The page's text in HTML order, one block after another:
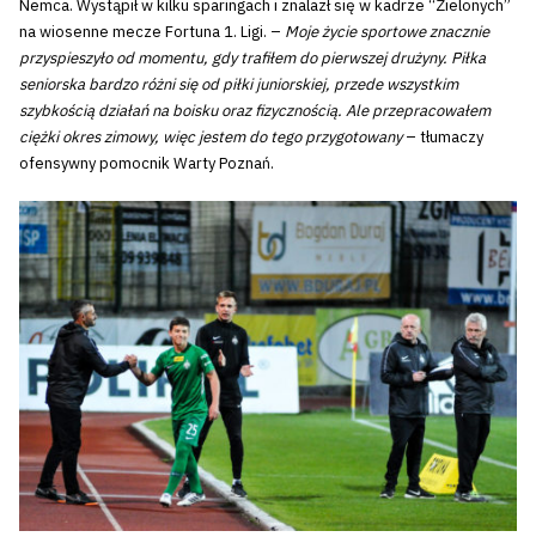
Nemca. Wystąpił w kilku sparingach i znalazł się w kadrze “Zielonych”
na wiosenne mecze Fortuna 1. Ligi. – Moje życie sportowe znacznie
przyspieszyło od momentu, gdy trafiłem do pierwszej drużyny. Piłka
seniorska bardzo różni się od piłki juniorskiej, przede wszystkim
szybkością działań na boisku oraz fizycznością. Ale przepracowałem
ciężki okres zimowy, więc jestem do tego przygotowany– tłumaczy
ofensywny pomocnik Warty Poznań.